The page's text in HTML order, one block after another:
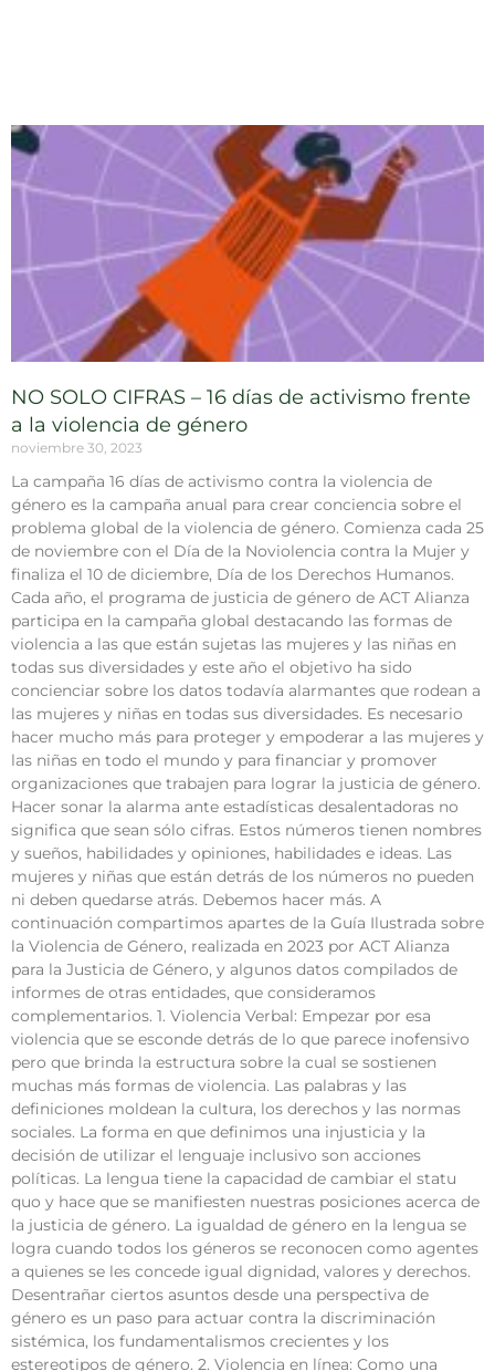
NO SOLO CIFRAS – 16 días de activismo frente
a la violencia de género
noviembre 30, 2023
La campaña 16 días de activismo contra la violencia de
género es la campaña anual para crear conciencia sobre el
problema global de la violencia de género. Comienza cada 25
de noviembre con el Día de la Noviolencia contra la Mujer y
finaliza el 10 de diciembre, Día de los Derechos Humanos.
Cada año, el programa de justicia de género de ACT Alianza
participa en la campaña global destacando las formas de
violencia a las que están sujetas las mujeres y las niñas en
todas sus diversidades y este año el objetivo ha sido
concienciar sobre los datos todavía alarmantes que rodean a
las mujeres y niñas en todas sus diversidades. Es necesario
hacer mucho más para proteger y empoderar a las mujeres y
las niñas en todo el mundo y para financiar y promover
organizaciones que trabajen para lograr la justicia de género.
Hacer sonar la alarma ante estadísticas desalentadoras no
significa que sean sólo cifras. Estos números tienen nombres
y sueños, habilidades y opiniones, habilidades e ideas. Las
mujeres y niñas que están detrás de los números no pueden
ni deben quedarse atrás. Debemos hacer más. A
continuación compartimos apartes de la Guía Ilustrada sobre
la Violencia de Género, realizada en 2023 por ACT Alianza
para la Justicia de Género, y algunos datos compilados de
informes de otras entidades, que consideramos
complementarios. 1. Violencia Verbal: Empezar por esa
violencia que se esconde detrás de lo que parece inofensivo
pero que brinda la estructura sobre la cual se sostienen
muchas más formas de violencia. Las palabras y las
definiciones moldean la cultura, los derechos y las normas
sociales. La forma en que definimos una injusticia y la
decisión de utilizar el lenguaje inclusivo son acciones
políticas. La lengua tiene la capacidad de cambiar el statu
quo y hace que se manifiesten nuestras posiciones acerca de
la justicia de género. La igualdad de género en la lengua se
logra cuando todos los géneros se reconocen como agentes
a quienes se les concede igual dignidad, valores y derechos.
Desentrañar ciertos asuntos desde una perspectiva de
género es un paso para actuar contra la discriminación
sistémica, los fundamentalismos crecientes y los
estereotipos de género. 2. Violencia en línea: Como una